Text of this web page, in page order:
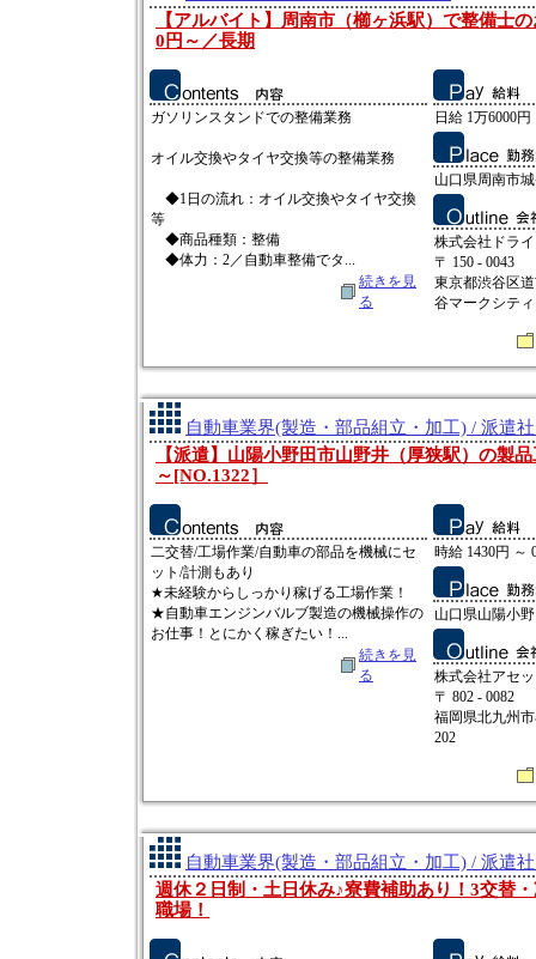
【アルバイト】周南市（櫛ヶ浜駅）で整備士
0円～／長期
ガソリンスタンドでの整備業務
オイル交換やタイヤ交換等の整備業務
◆1日の流れ：オイル交換やタイヤ交換
等
◆商品種類：整備
◆体力：2／自動車整備でタ...
続きを見
る
日給 1万6000円
山口県周南市
株式会社ドラ
〒 150 - 0043
東京都渋谷区
谷マークシテ
自動車業界(製造・部品組立・加工) / 派遣
【派遣】山陽小野田市山野井（厚狭駅）の製
～[NO.1322］
二交替/工場作業/自動車の部品を機械にセ
ット/計測もあり
★未経験からしっかり稼げる工場作業！
★自動車エンジンバルブ製造の機械操作の
お仕事！とにかく稼ぎたい！...
続きを見
る
時給 1430円 ～
山口県山陽小
株式会社アセ
〒 802 - 0082
福岡県北九州
202
自動車業界(製造・部品組立・加工) / 派遣
週休２日制・土日休み♪寮費補助あり！3交替
職場！